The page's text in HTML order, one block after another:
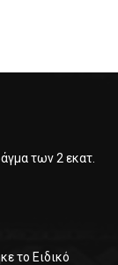
των 2 εκατ.
το Ειδικό